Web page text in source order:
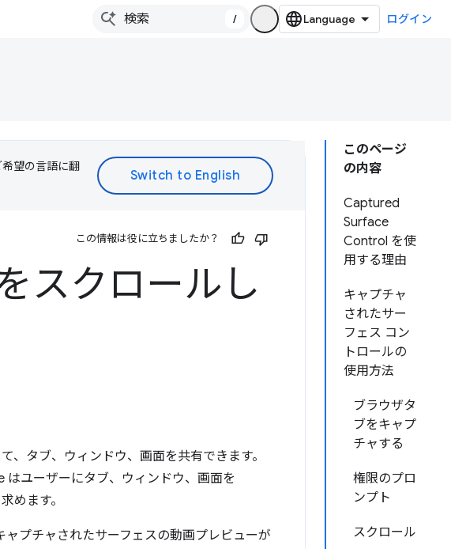
/ ログイン
このページ
の内容
Captured
Surface
Control を使
用する理由
キャプチャ
されたサー
フェス コン
トロールの
使用方法
ブラウザタ
ブをキャプ
チャする
権限のプロ
ンプト
スクロール
望の言語に翻
この情報は役に立ちましたか？
スクロールし
、タブ、ウィンドウ、画面を共有できます。
はユーザーにタブ、ウィンドウ、画面を
めます。
プチャされたサーフェスの動画プレビューが